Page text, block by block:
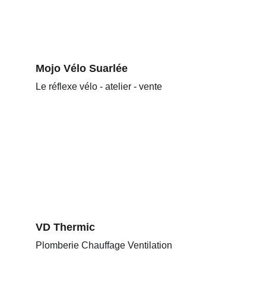
Mojo Vélo Suarlée
Le réflexe vélo - atelier - vente
VD Thermic
Plomberie Chauffage Ventilation